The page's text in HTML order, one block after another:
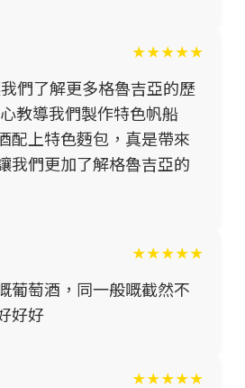
★★★★★
們了解更多格魯吉亞的歷
教導我們製作特色帆船
配上特色麪包，真是帶來
我們更加了解格魯吉亞的
★★★★★
葡萄酒，同一般嘅截然不
好好
★★★★★